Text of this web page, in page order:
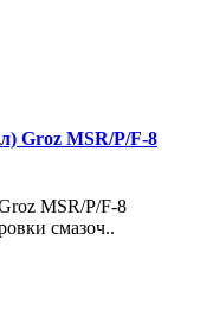
Groz MSR/P/F-8
MSR/P/F-8
смазоч..